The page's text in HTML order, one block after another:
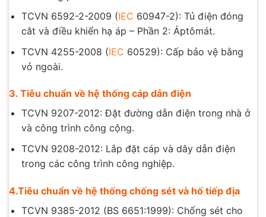
TCVN 6592-2-2009 (IEC 60947-2): Tủ điện đóng
cắt và điều khiển hạ áp – Phần 2: Áptômát.
TCVN 4255-2008 (IEC 60529): Cấp bảo vệ bằng
vỏ ngoài.
3. Tiêu chuẩn về hệ thống cáp dẫn điện
TCVN 9207-2012: Đặt đường dẫn điện trong nhà ở
và công trình công cộng.
TCVN 9208-2012: Lắp đặt cáp và dây dẫn điện
trong các công trình công nghiệp.
4.Tiêu chuẩn về hệ thống chống sét và hố tiếp địa
TCVN 9385-2012 (BS 6651:1999): Chống sét cho